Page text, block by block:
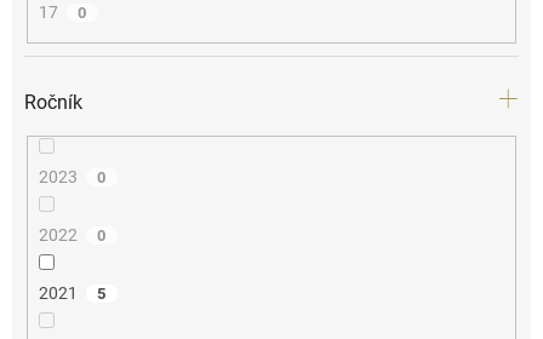
17 0
Ročník
2023 0
2022 0
2021 5